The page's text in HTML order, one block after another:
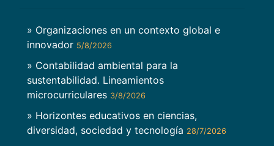
» Organizaciones en un contexto global e
innovador 5/8/2026
» Contabilidad ambiental para la
sustentabilidad. Lineamientos
microcurriculares 3/8/2026
» Horizontes educativos en ciencias,
diversidad, sociedad y tecnología 28/7/2026